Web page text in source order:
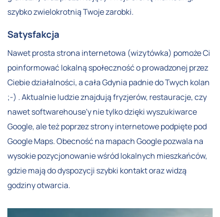
szybko zwielokrotnią Twoje zarobki.
Satysfakcja
Nawet prosta strona internetowa (wizytówka) pomoże Ci
poinformować lokalną społeczność o prowadzonej przez
Ciebie działalności, a cała Gdynia padnie do Twych kolan
;-) . Aktualnie ludzie znajdują fryzjerów, restauracje, czy
nawet softwarehouse'y nie tylko dzięki wyszukiwarce
Google, ale też poprzez strony internetowe podpięte pod
Google Maps. Obecność na mapach Google pozwala na
wysokie pozycjonowanie wśród lokalnych mieszkańców,
gdzie mają do dyspozycji szybki kontakt oraz widzą
godziny otwarcia.